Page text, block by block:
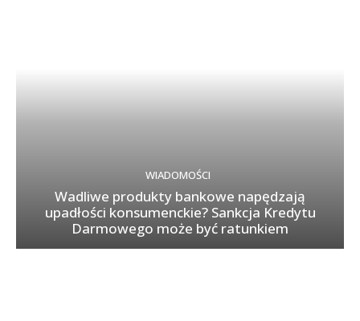
WIADOMOŚCI
Wadliwe produkty bankowe napędzają
upadłości konsumenckie? Sankcja Kredytu
Darmowego może być ratunkiem